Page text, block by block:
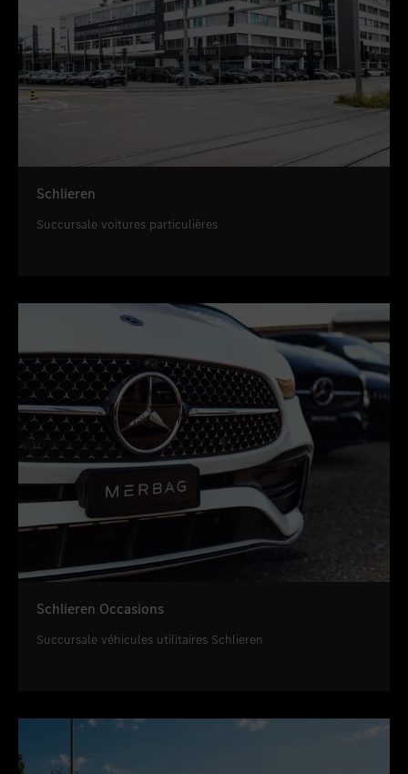
Schlieren
Succursale voitures particulières
Schlieren Occasions
Succursale véhicules utilitaires Schlieren